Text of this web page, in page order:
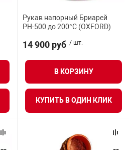
Рукав напорный Бриарей
РН-500 до 200°С (OXFORD)
14 900 руб / шт.
В КОРЗИНУ
КУПИТЬ В ОДИН КЛИК